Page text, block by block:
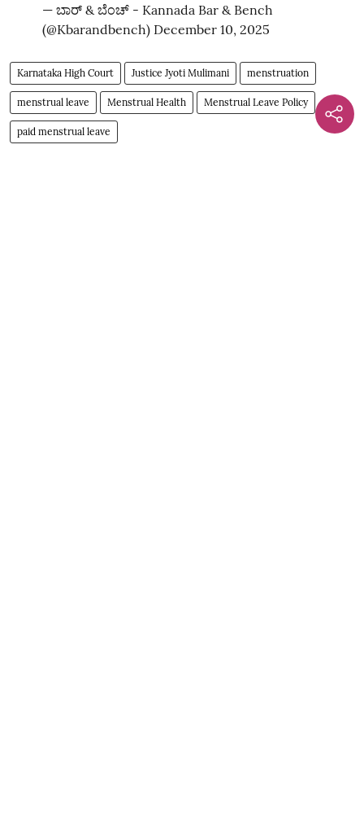
— ಬಾರ್‌ & ಬೆಂಚ್ - Kannada Bar & Bench
(@Kbarandbench) December 10, 2025
Karnataka High Court Justice Jyoti Mulimani menstruation
menstrual leave Menstrual Health Menstrual Leave Policy
paid menstrual leave